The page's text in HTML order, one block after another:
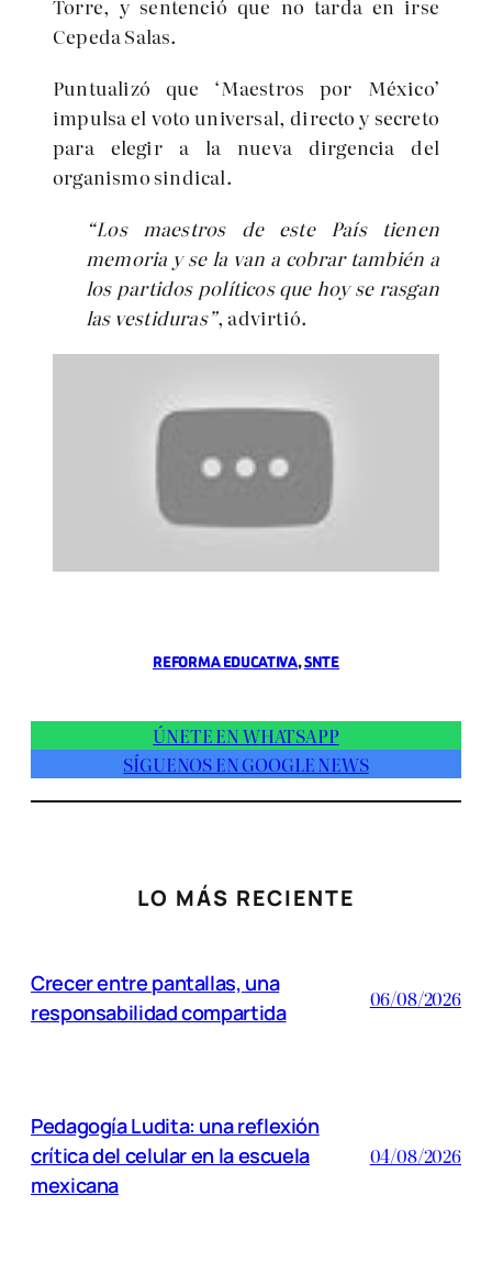
Torre, y sentenció que no tarda en irse
Cepeda Salas.
Puntualizó que ‘Maestros por México’
impulsa el voto universal, directo y secreto
para elegir a la nueva dirgencia del
organismo sindical.
“Los maestros de este País tienen
memoria y se la van a cobrar también a
los partidos políticos que hoy se rasgan
las vestiduras”, advirtió.
REFORMA EDUCATIVA, SNTE
ÚNETE EN WHATSAPP
SÍGUENOS EN GOOGLE NEWS
LO MÁS RECIENTE
Crecer entre pantallas, una
responsabilidad compartida
06/08/2026
Pedagogía Ludita: una reflexión
crítica del celular en la escuela
mexicana
04/08/2026